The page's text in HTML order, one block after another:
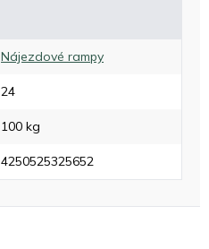
Nájezdové rampy
24
100 kg
4250525325652